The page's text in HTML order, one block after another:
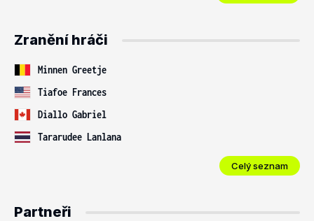
Zranění hráči
Minnen Greetje
Tiafoe Frances
Diallo Gabriel
Tararudee Lanlana
Celý seznam
Partneři